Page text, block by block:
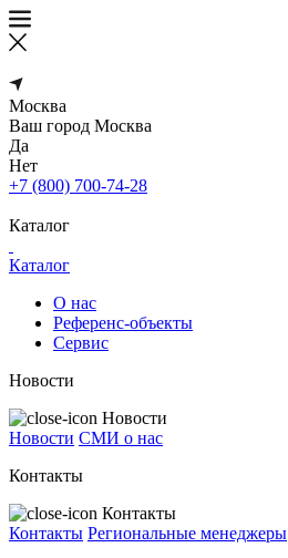
Москва
Ваш город Москва
Да
Нет
+7 (800) 700-74-28
Каталог
Каталог
О нас
Референс-объекты
Сервис
Новости
Новости
Новости СМИ о нас
Контакты
Контакты
Контакты Региональные менеджеры